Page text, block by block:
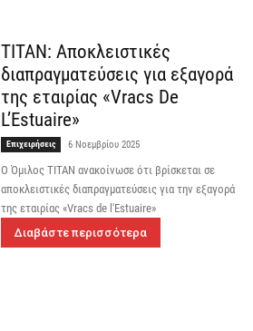
TITAN: Αποκλειστικές
διαπραγματεύσεις για εξαγορά
της εταιρίας «Vracs De
L’Estuaire»
Επιχειρήσεις 6 Νοεμβρίου 2025
Ο Όμιλος TITAN ανακοίνωσε ότι βρίσκεται σε
αποκλειστικές διαπραγματεύσεις για την εξαγορά
της εταιρίας «Vracs de l'Estuaire»
Διαβάστε περισσότερα